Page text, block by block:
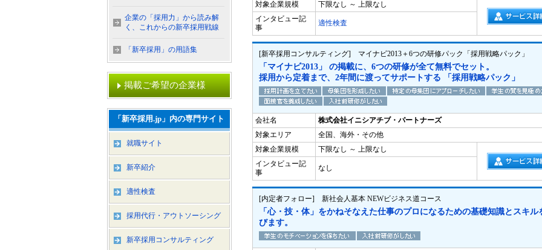
対象企業規模
下限なし ～ 上限なし
インタビュー記
事
適性検査
[新卒採用コンサルティング] マイナビ2013＋6つの研修パック「採用戦略パック」
「マイナビ2013」 の掲載に、6つの研修が全て無料でセット。
採用から定着まで、2年間に渡ってサポートする 「採用戦略パック」
会社名
株式会社イニシアチブ・パートナーズ
対象エリア
全国、海外・その他
対象企業規模
下限なし ～ 上限なし
インタビュー記
事
なし
[内定者フォロー] 新社会人基本 NEWビジネス道コース
「心・技・体」をかねそなえた仕事のプロになるための基礎知識とスキル
びます。
企業の「採用力」から読み解
く、これからの新卒採用戦線
「新卒採用」の用語集
掲載ご希望の企業様
「新卒採用.jp」内の専門サイト
就職サイト
新卒紹介
適性検査
採用代行・アウトソーシング
新卒採用コンサルティング